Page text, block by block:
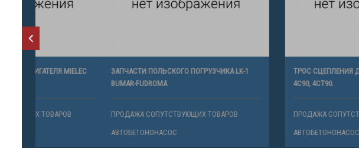
ЗАПЧАСТИ ПОЛЬСКОГО ПОГРУЗЧИКА LK-1
ПРОДАЖА СОПУТСТВУЮЩИХ ТОВАРОВ
ТРОС СЦЕПЛЕНИЯ ДВИГАТЕЛЯ АНДОРИЯ
ПРОДАЖА СОПУТСТВУЮЩИХ ТОВАРОВ